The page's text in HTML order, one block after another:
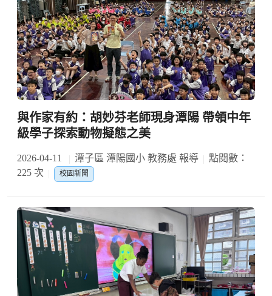
與作家有約：胡妙芬老師現身潭陽 帶領中年
級學子探索動物擬態之美
2026-04-11 潭子區 潭陽國小 教務處 報導
點閱數：
225 次
校園新聞